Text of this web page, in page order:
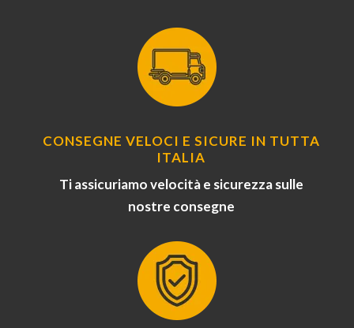
CONSEGNE VELOCI E SICURE IN TUTTA
ITALIA
Ti assicuriamo velocità e sicurezza sulle
nostre consegne